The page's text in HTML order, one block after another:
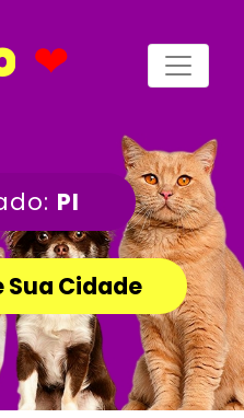
❤
PI
Sua Cidade